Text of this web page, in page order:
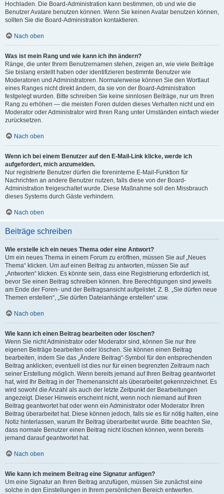
Hochladen. Die Board-Administration kann bestimmen, ob und wie die
Benutzer Avatare benutzen können. Wenn Sie keinen Avatar benutzen können,
sollten Sie die Board-Administration kontaktieren.
Nach oben
Was ist mein Rang und wie kann ich ihn ändern?
Ränge, die unter Ihrem Benutzernamen stehen, zeigen an, wie viele Beiträge
Sie bislang erstellt haben oder identifizieren bestimmte Benutzer wie
Moderatoren und Administratoren. Normalerweise können Sie den Wortlaut
eines Ranges nicht direkt ändern, da sie von der Board-Administration
festgelegt wurden. Bitte schreiben Sie keine sinnlosen Beiträge, nur um Ihren
Rang zu erhöhen — die meisten Foren dulden dieses Verhalten nicht und ein
Moderator oder Administrator wird Ihren Rang unter Umständen einfach wieder
zurücksetzen.
Nach oben
Wenn ich bei einem Benutzer auf den E-Mail-Link klicke, werde ich
aufgefordert, mich anzumelden.
Nur registrierte Benutzer dürfen die foreninterne E-Mail-Funktion für
Nachrichten an andere Benutzer nutzen, falls diese von der Board-
Administration freigeschaltet wurde. Diese Maßnahme soll den Missbrauch
dieses Systems durch Gäste verhindern.
Nach oben
Beiträge schreiben
Wie erstelle ich ein neues Thema oder eine Antwort?
Um ein neues Thema in einem Forum zu eröffnen, müssen Sie auf „Neues
Thema“ klicken. Um auf einen Beitrag zu antworten, müssen Sie auf
„Antworten“ klicken. Es könnte sein, dass eine Registrierung erforderlich ist,
bevor Sie einen Beitrag schreiben können. Ihre Berechtigungen sind jeweils
am Ende der Foren- und der Beitragsansicht aufgelistet. Z. B. „Sie dürfen neue
Themen erstellen“, „Sie dürfen Dateianhänge erstellen“ usw.
Nach oben
Wie kann ich einen Beitrag bearbeiten oder löschen?
Wenn Sie nicht Administrator oder Moderator sind, können Sie nur Ihre
eigenen Beiträge bearbeiten oder löschen. Sie können einen Beitrag
bearbeiten, indem Sie das „Ändere Beitrag“-Symbol für den entsprechenden
Beitrag anklicken; eventuell ist dies nur für einen begrenzten Zeitraum nach
seiner Erstellung möglich. Wenn bereits jemand auf Ihren Beitrag geantwortet
hat, wird Ihr Beitrag in der Themenansicht als überarbeitet gekennzeichnet. Es
wird sowohl die Anzahl als auch der letzte Zeitpunkt der Bearbeitungen
angezeigt. Dieser Hinweis erscheint nicht, wenn noch niemand auf Ihren
Beitrag geantwortet hat oder wenn ein Administrator oder Moderator Ihren
Beitrag überarbeitet hat. Diese können jedoch, falls sie es für nötig halten, eine
Notiz hinterlassen, warum Ihr Beitrag überarbeitet wurde. Bitte beachten Sie,
dass normale Benutzer einen Beitrag nicht löschen können, wenn bereits
jemand darauf geantwortet hat.
Nach oben
Wie kann ich meinem Beitrag eine Signatur anfügen?
Um eine Signatur an Ihren Beitrag anzufügen, müssen Sie zunächst eine
solche in den Einstellungen in Ihrem persönlichen Bereich entwerfen.